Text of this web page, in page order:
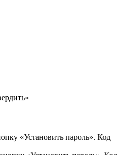
«Установить пароль». Код